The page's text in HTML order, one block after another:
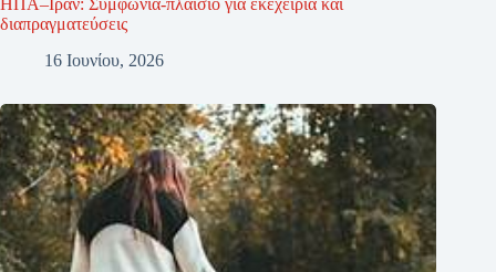
ΗΠΑ–Ιράν: Συμφωνία-πλαίσιο για εκεχειρία και
διαπραγματεύσεις
16 Ιουνίου, 2026